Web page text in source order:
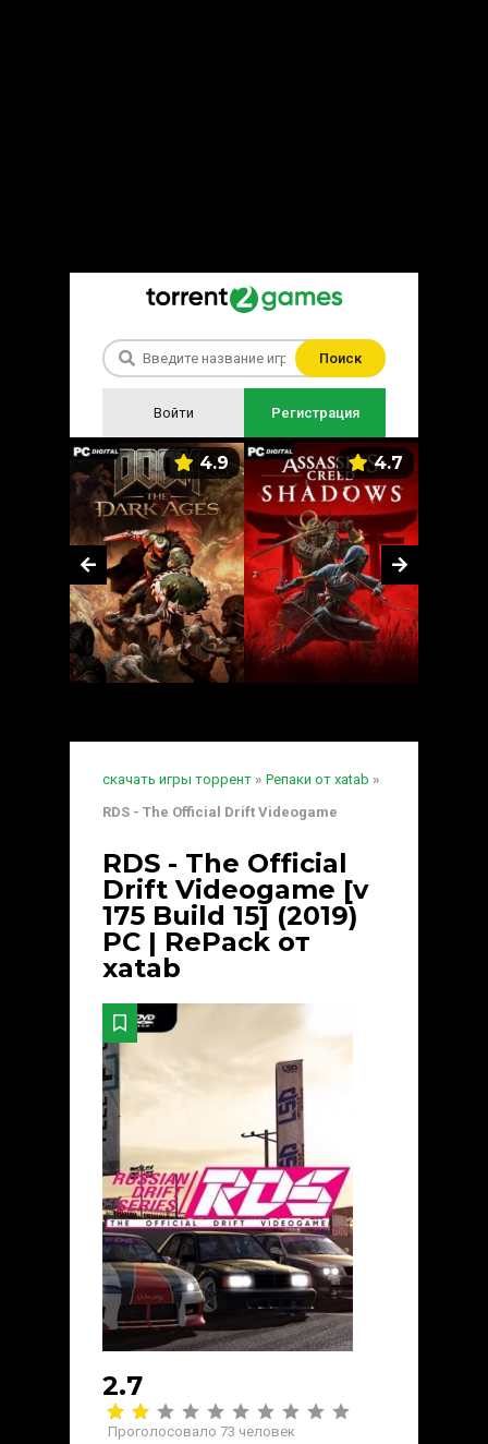
Поиск
Войти Регистрация
4.9 4.7
скачать игры торрент » Репаки от xatab »
RDS - The Official Drift Videogame
RDS - The Official
Drift Videogame [v
175 Build 15] (2019)
PC | RePack от
xatab
2.7
Проголосовало 73 человек